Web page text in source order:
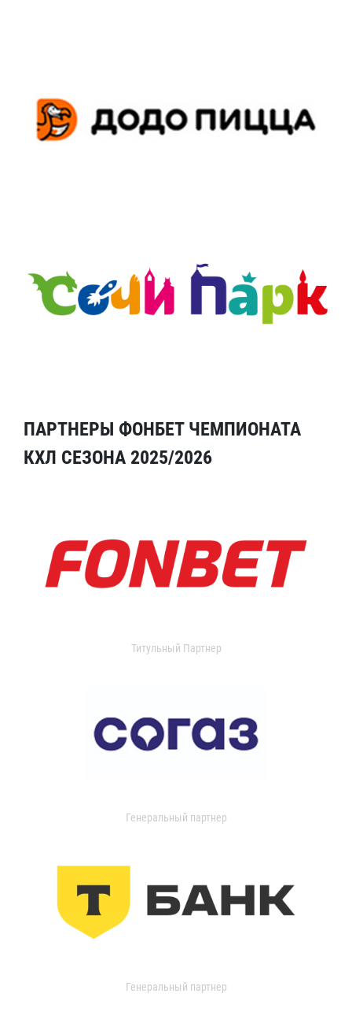
ПАРТНЕРЫ ФОНБЕТ ЧЕМПИОНАТА
КХЛ СЕЗОНА 2025/2026
Титульный Партнер
Генеральный партнер
Генеральный партнер